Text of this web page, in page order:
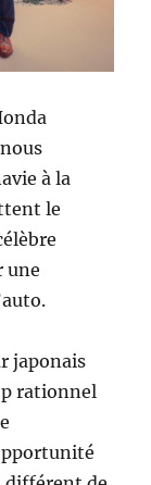
à la
le
une
japonais
rationnel